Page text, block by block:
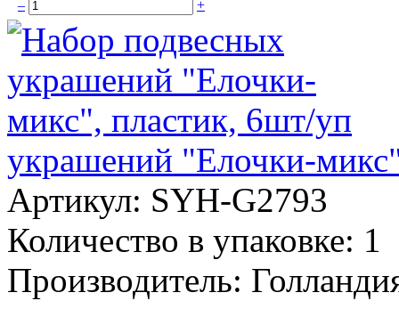
– +
украшений "Елочки-
Артикул: SYH-G2793
Количество в упаковке: 1
Производитель: